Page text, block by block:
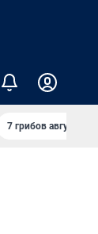
7 грибов августа